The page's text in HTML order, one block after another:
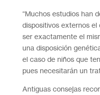
“Muchos estudios han
dispositivos externos el
ser exactamente el
una disposición
el caso de niños que
pues necesitarán un
Antiguas consejas